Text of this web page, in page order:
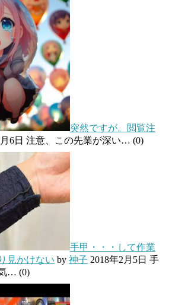
突然ですが。閲覧注
6日 注意、この先業が深い… (0)
手甲・・・して作業
見かけない by 神子 2018年2月5日 手
… (0)